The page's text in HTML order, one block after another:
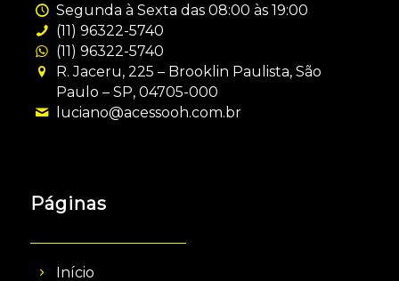
Segunda à Sexta das 08:00 às 19:00
(11) 96322-5740
(11) 96322-5740
R. Jaceru, 225 – Brooklin Paulista, São
Paulo – SP, 04705-000
luciano@acessooh.com.br
Páginas
Início